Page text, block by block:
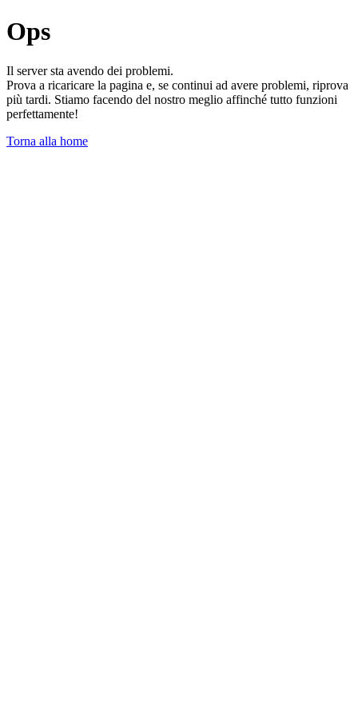
Ops
Il server sta avendo dei problemi.
Prova a ricaricare la pagina e, se continui ad avere problemi, riprova
più tardi. Stiamo facendo del nostro meglio affinché tutto funzioni
perfettamente!
Torna alla home